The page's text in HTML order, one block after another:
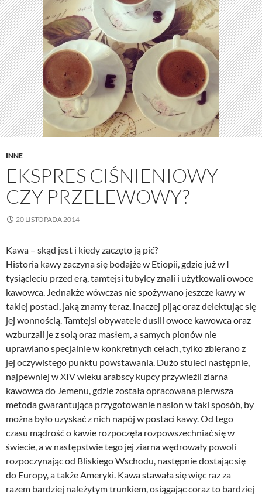
INNE
EKSPRES CIŚNIENIOWY
CZY PRZELEWOWY?
20 LISTOPADA 2014
Kawa – skąd jest i kiedy zaczęto ją pić?
Historia kawy zaczyna się bodajże w Etiopii, gdzie już w I
tysiącleciu przed erą, tamtejsi tubylcy znali i użytkowali owoce
kawowca. Jednakże wówczas nie spożywano jeszcze kawy w
takiej postaci, jaką znamy teraz, inaczej pijąc oraz delektując się
jej wonnością. Tamtejsi obywatele dusili owoce kawowca oraz
wzburzali je z solą oraz masłem, a samych plonów nie
uprawiano specjalnie w konkretnych celach, tylko zbierano z
jej oczywistego punktu powstawania. Dużo stuleci następnie,
najpewniej w XIV wieku arabscy kupcy przywieźli ziarna
kawowca do Jemenu, gdzie została opracowana pierwsza
metoda gwarantująca przygotowanie nasion w taki sposób, by
można było uzyskać z nich napój w postaci kawy. Od tego
czasu mądrość o kawie rozpoczęła rozpowszechniać się w
świecie, a w następstwie tego jej ziarna wędrowały powoli
rozpoczynając od Bliskiego Wschodu, następnie dostając się
do Europy, a także Ameryki. Kawa stawała się więc raz za
razem bardziej należytym trunkiem, osiągając coraz to bardziej